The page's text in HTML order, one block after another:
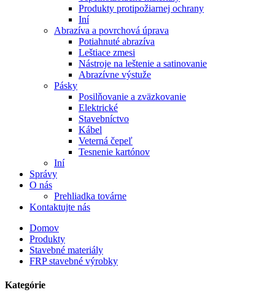
Produkty protipožiarnej ochrany
Iní
Abrazíva a povrchová úprava
Potiahnuté abrazíva
Leštiace zmesi
Nástroje na leštenie a satinovanie
Abrazívne výstuže
Pásky
Posilňovanie a zväzkovanie
Elektrické
Stavebníctvo
Kábel
Veterná čepeľ
Tesnenie kartónov
Iní
Správy
O nás
Prehliadka továrne
Kontaktujte nás
Domov
Produkty
Stavebné materiály
FRP stavebné výrobky
Kategórie